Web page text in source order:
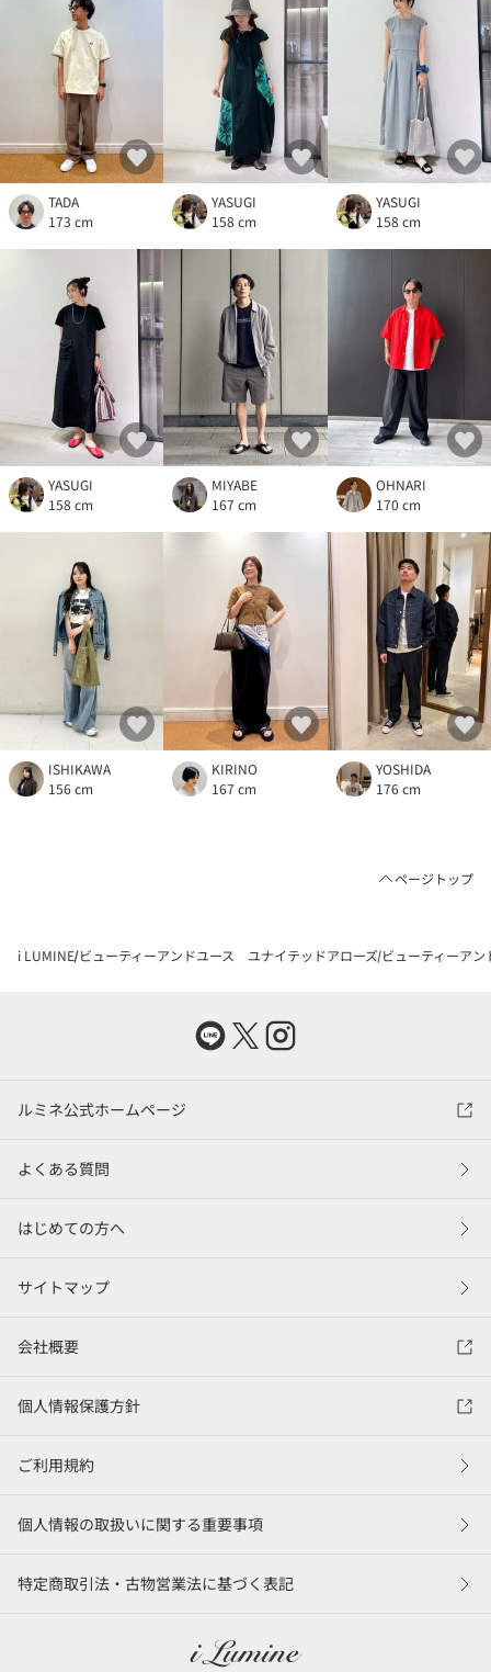
TADA
173 cm
YASUGI
158 cm
YASUGI
158 cm
YASUGI
158 cm
MIYABE
167 cm
OHNARI
170 cm
ISHIKAWA
156 cm
KIRINO
167 cm
YOSHIDA
176 cm
ページトップ
i LUMINE ビューティーアンドユース ユナイテッドアローズ ビューティーア
ルミネ公式ホームページ
よくある質問
はじめての方へ
サイトマップ
会社概要
個人情報保護方針
ご利用規約
個人情報の取扱いに関する重要事項
特定商取引法・古物営業法に基づく表記